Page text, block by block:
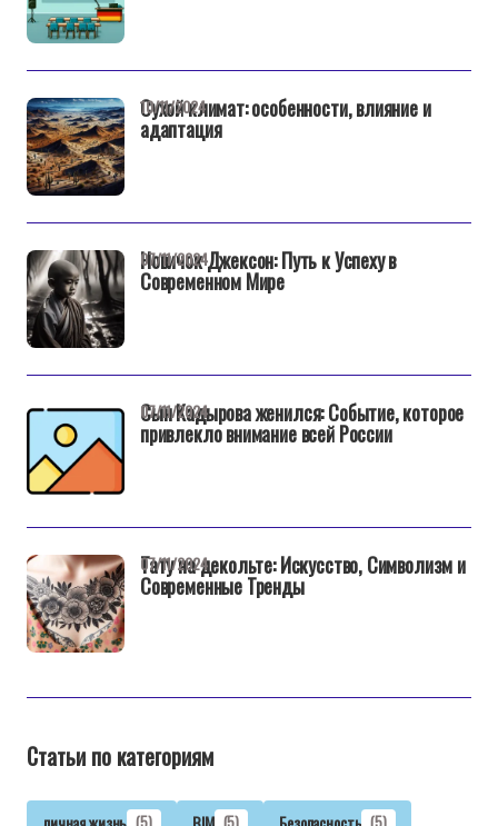
Сухой климат: особенности, влияние и
адаптация
10/11/2024
Новичок Джексон: Путь к Успеху в
Современном Мире
07/11/2024
Сын Кадырова женился: Событие, которое
привлекло внимание всей России
07/11/2024
Тату на декольте: Искусство, Символизм и
Современные Тренды
07/11/2024
Статьи по категориям
(5) (5) (5)